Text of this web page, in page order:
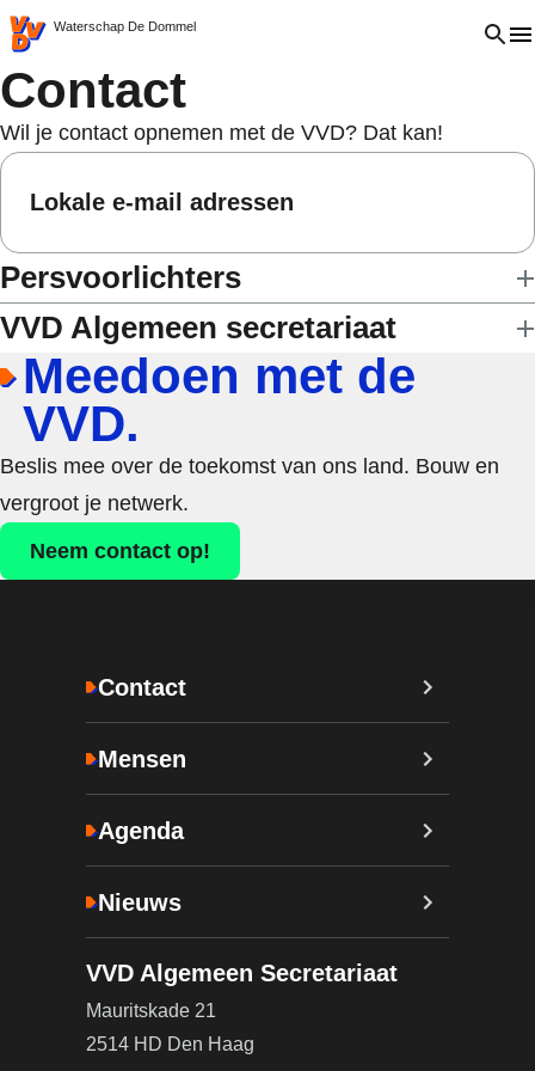
VVD.nl - Ga naar de homepage
Waterschap De Dommel Open
Contact
Wil je contact opnemen met de VVD? Dat kan!
Lokale e-mail adressen
Persvoorlichters
VVD Algemeen secretariaat
Meedoen met de
VVD.
Beslis mee over de toekomst van ons land. Bouw en
vergroot je netwerk.
Neem contact op!
Contact
Mensen
Agenda
Nieuws
VVD Algemeen Secretariaat
Mauritskade 21
2514 HD Den Haag